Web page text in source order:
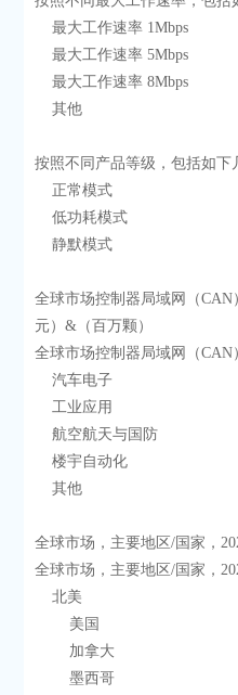
    最大工作速率 1Mbps
    最大工作速率 5Mbps
    最大工作速率 8Mbps
    其他
按照不同产品等级，包括如下
    正常模式
    低功耗模式
    静默模式
全球市场控制器局域网（CAN
元）&（百万颗）
全球市场控制器局域网（CAN
    汽车电子
    工业应用
    航空航天与国防
    楼宇自动化
    其他
全球市场，主要地区/国家，
全球市场，主要地区/国家，
    北美
        美国
        加拿大
        墨西哥